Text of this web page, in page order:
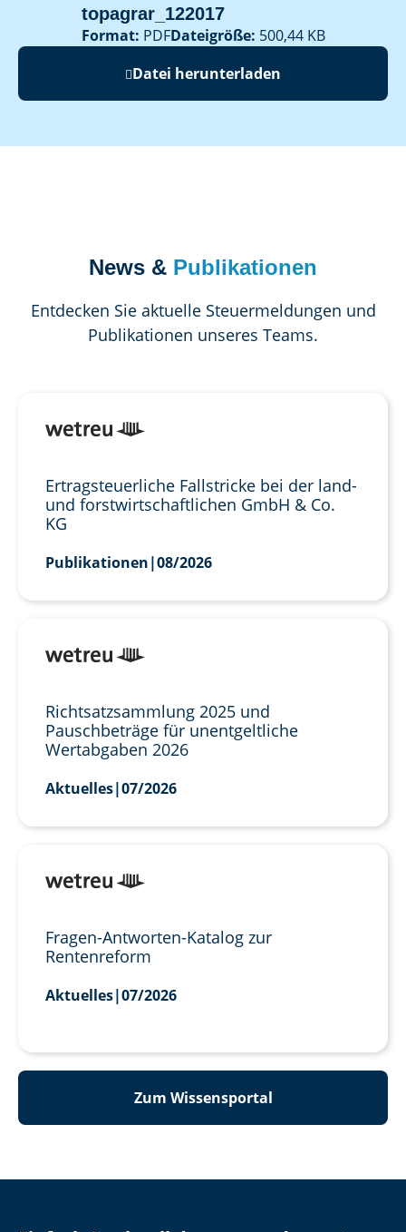
topagrar_122017
Format: PDFDateigröße: 500,44 KB
Datei herunterladen
News & Publikationen
Entdecken Sie aktuelle Steuermeldungen und
Publikationen unseres Teams.
Ertragsteuerliche Fallstricke bei der land-
und forstwirtschaftlichen GmbH & Co.
KG
Publikationen|08/2026
Richtsatzsammlung 2025 und
Pauschbeträge für unentgeltliche
Wertabgaben 2026
Aktuelles|07/2026
Fragen-Antworten-Katalog zur
Rentenreform
Aktuelles|07/2026
Zum Wissensportal